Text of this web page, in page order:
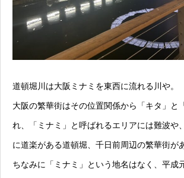
道頓堀川は大阪ミナミを東西に流れる川や。
大阪の繁華街はその位置関係から「キタ」と
れ、「ミナミ」と呼ばれるエリアには難波や
に道楽がある道頓堀、千日前周辺の繁華街が
ちなみに「ミナミ」という地名はなく、平成